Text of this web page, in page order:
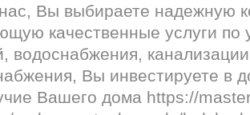
Вы выбираете надежную
качественные услуги по
водоснабжения,
Вы инвестируете в
Вашего дома https://